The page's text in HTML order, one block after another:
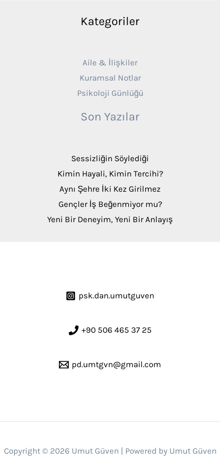
Kategoriler
Aile & İlişkiler
Kuramsal Notlar
Psikoloji Günlüğü
Son Yazılar
Sessizliğin Söylediği
Kimin Hayali, Kimin Tercihi?
Aynı Şehre İki Kez Girilmez
Gençler İş Beğenmiyor mu?
Yeni Bir Deneyim, Yeni Bir Anlayış
psk.dan.umutguven
+90 506 465 37 25
pd.umtgvn@gmail.com
Copyright © 2026 Umut Güven | Powered by Umut Güven